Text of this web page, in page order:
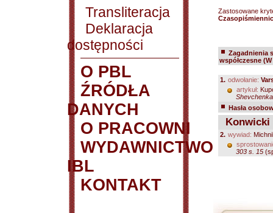
Transliteracja
Deklaracja
dostępności
O PBL
ŹRÓDŁA
DANYCH
O PRACOWNI
WYDAWNICTWO
IBL
KONTAKT
Zastosowane
Zagadnienia
współczesne
1. odwołanie:
artykuł:
Hasła
Konwicki
2. wywiad:
303 s. 15